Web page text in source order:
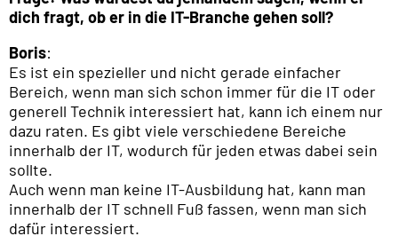
dich fragt, ob er in die IT-Branche gehen soll?
Boris:
Es ist ein spezieller und nicht gerade einfacher
Bereich, wenn man sich schon immer für die IT oder
generell Technik interessiert hat, kann ich einem nur
dazu raten. Es gibt viele verschiedene Bereiche
innerhalb der IT, wodurch für jeden etwas dabei sein
sollte.
Auch wenn man keine IT-Ausbildung hat, kann man
innerhalb der IT schnell Fuß fassen, wenn man sich
dafür interessiert.